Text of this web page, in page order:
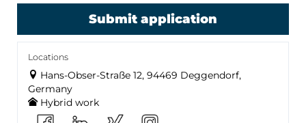
Submit application
Locations
Hans-Obser-Straße 12, 94469 Deggendorf,
Germany
Hybrid work